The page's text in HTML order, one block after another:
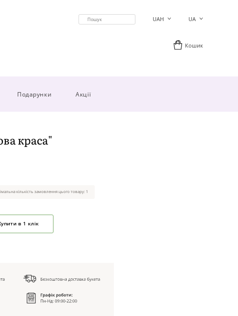
UAH UA
Кошик
Подарунки Акції
краса"
кількість замовлення цього товару: 1
в 1 клік